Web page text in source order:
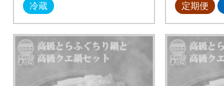
冷蔵 定期便